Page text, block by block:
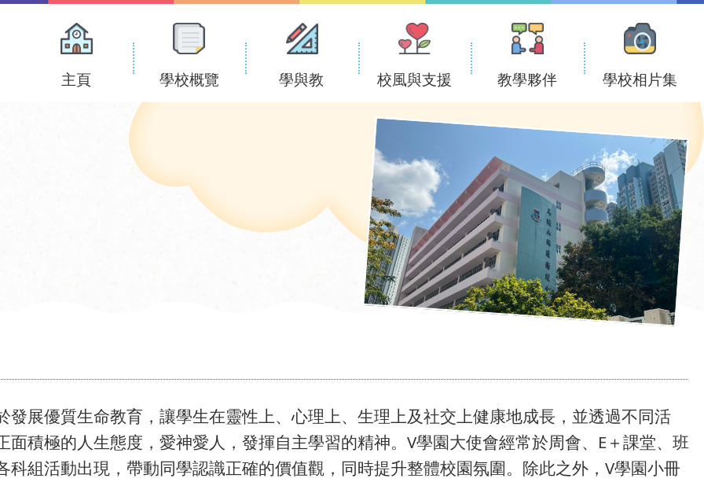
Main
navigation
主頁 學校概覽 學與教 校風與支援 教學夥伴 學校相片集
發展優質生命教育，讓學生在靈性上、心理上、生理上及社交上健康地成長，並透過不同活
面積極的人生態度，愛神愛人，發揮自主學習的精神。V學園大使會經常於周會、E＋課堂、班
科組活動出現，帶動同學認識正確的價值觀，同時提升整體校園氛圍。除此之外，V學園小冊